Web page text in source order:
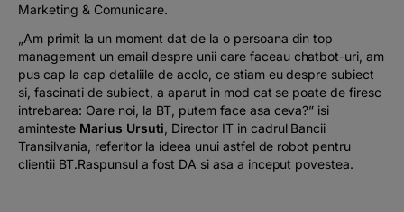
Marketing & Comunicare.
„Am primit la un moment dat de la o persoana din top
management un email despre unii care faceau chatbot-uri, am
pus cap la cap detaliile de acolo, ce stiam eu despre subiect
si, fascinati de subiect, a aparut in mod cat se poate de firesc
intrebarea: Oare noi, la BT, putem face asa ceva?” isi
aminteste Marius Ursuti , Director IT in cadrul Bancii
Transilvania, referitor la ideea unui astfel de robot pentru
clientii BT.Raspunsul a fost DA si asa a inceput povestea.